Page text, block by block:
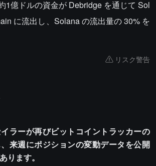
1億ドルの資金が Debridge を通じて Sol
に流出し、Solana の流出量の 30% を
リスク警告
ラーが再びビットコイントラッカーの
来週にポジションの変動データを公開
ります。